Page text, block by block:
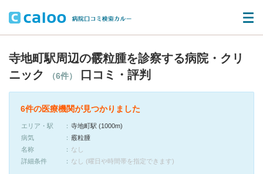
寺地町駅周辺の霰粒腫を診察する病院・クリ
ニック
（6件） 口コミ・評判
6件の医療機関が見つかりました
エリア・駅
寺地町駅 (1000m)
病気
霰粒腫
名称
なし
詳細条件
なし (曜日や時間帯を指定できます)